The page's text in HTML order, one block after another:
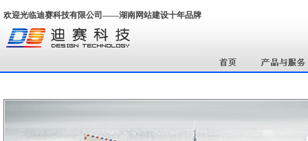
欢迎光临迪赛科技有限公司——湖南网站建设十年品牌